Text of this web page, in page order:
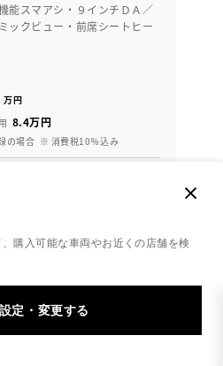
、購入可能な車両やお近くの店舗を検
能スマアシ・９インチＤＡ／
ックビュー・前席シートヒー
万円
8.4万円
の場合 ※ 消費税10％込み
走行 13,000km
保証 ロングラン保証付